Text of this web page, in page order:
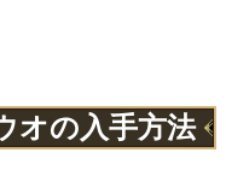
オの入手方法